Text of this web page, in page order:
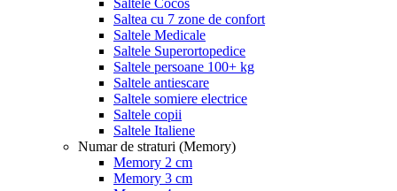
Saltea cu 7 zone de confort
Saltele Medicale
Saltele Superortopedice
Saltele persoane 100+ kg
Saltele antiescare
Saltele somiere electrice
Saltele copii
Saltele Italiene
Numar de straturi (Memory)
Memory 2 cm
Memory 3 cm